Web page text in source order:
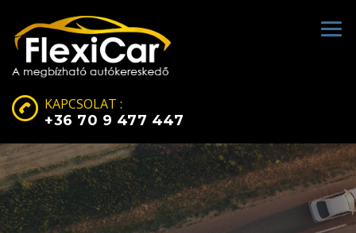
KAPCSOLAT :
+36 70 9 477 447